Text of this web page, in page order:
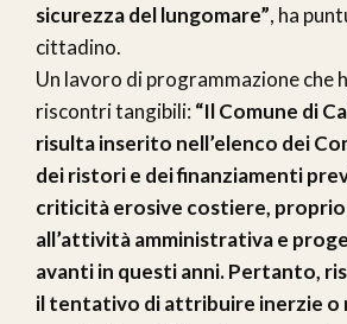
sicurezza del lungomare”, ha
cittadino.
Un lavoro di programmazione che
riscontri tangibili: “Il Comune di
risulta inserito nell’elenco dei
dei ristori e dei finanziamenti
criticità erosive costiere, proprio
all’attività amministrativa e
avanti in questi anni. Pertanto,
il tentativo di attribuire inerzie o